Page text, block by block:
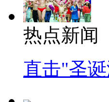
热点新闻
直击"圣